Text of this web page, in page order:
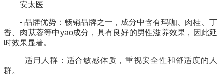
安太医
- 品牌优势：畅销品牌之一，成分中含有玛咖、肉桂、丁
香、肉苁蓉等中yao成分，具有良好的男性滋养效果，因此延
时效果显著。
- 适用人群：适合敏感体质，重视安全性和舒适度的人
群。